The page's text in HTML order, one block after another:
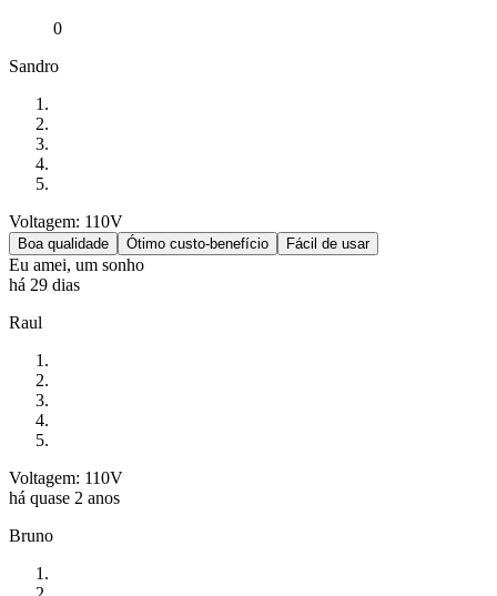
0
Sandro
Voltagem: 110V
Boa qualidade Ótimo custo-benefício Fácil de usar
Eu amei, um sonho
há 29 dias
Raul
Voltagem: 110V
há quase 2 anos
Bruno